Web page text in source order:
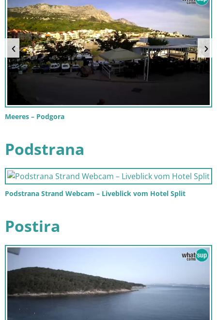
Meeres – Podgora
Podstrana
Podstrana Strand Webcam – Liveblick vom Hotel Split
Postira